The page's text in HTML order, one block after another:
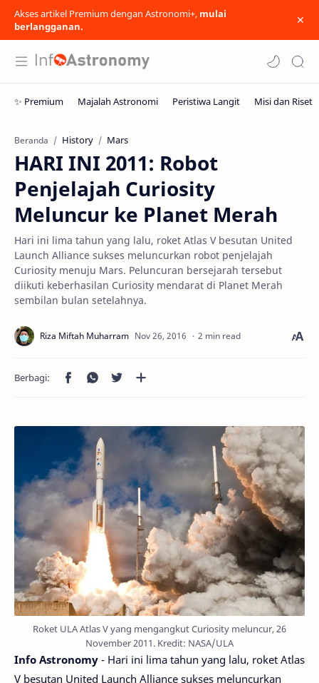
Akses artikel Premium dengan Astronomi+, mulai
berlangganan.
Beranda History Mars
HARI INI 2011: Robot
Penjelajah Curiosity
Meluncur ke Planet Merah
Hari ini lima tahun yang lalu, roket Atlas V besutan United
Launch Alliance sukses meluncurkan robot penjelajah
Curiosity menuju Mars. Peluncuran bersejarah tersebut
diikuti keberhasilan Curiosity mendarat di Planet Merah
sembilan bulan setelahnya.
2 min read
Roket ULA Atlas V yang mengangkut Curiosity meluncur, 26
November 2011. Kredit: NASA/ULA
Info Astronomy - Hari ini lima tahun yang lalu, roket Atlas
V besutan United Launch Alliance sukses meluncurkan